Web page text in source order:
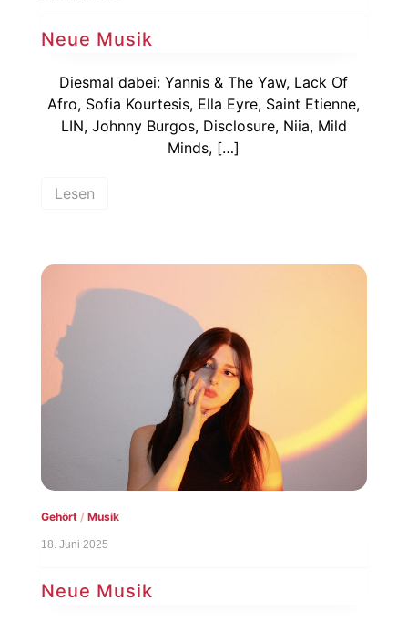
Neue Musik
Diesmal dabei: Yannis & The Yaw, Lack Of
Afro, Sofia Kourtesis, Ella Eyre, Saint Etienne,
LIN, Johnny Burgos, Disclosure, Niia, Mild
Minds, […]
Lesen
Gehört/ Musik
18. Juni 2025
Neue Musik